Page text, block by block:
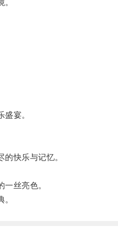
宴。
快乐与记忆。
丝亮色。